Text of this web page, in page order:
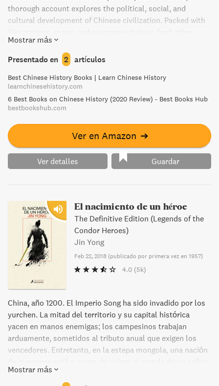
thorough account explores the political, social, and
cultural development of Chinese civilization. Packed with
reading, this introduction offers a balanced and thoughtful
examination of China's fascinating past.
Mostrar más
Presentado en 2 artículos
Best Chinese History Books | Learn Chinese History
learnchinesehistory.com
6 Best Books on Chinese History (2020 Review) - Best Books Hub
bestbookshub.com
Ver en Amazon ➔
Ver detalles Guardar
El nacimiento de un héroe
The Definitive Edition (Legends of the
Condor Heroes)
Jin Yong
Feb 22, 2018 (publicado por primera vez en 1957)
4.0 (5k)
China, año 1200. El Imperio Song ha sido invadido por los
yurchen. La mitad del territorio y su capital histórica
yacen en manos enemigas; los campesinos trabajan
arduamente, sometidos al tributo anual que exigen los
vencedores. Entretanto, en la estepa mongola, una nación
de la guerra cuyo nombre perdurará eternamente: Gengis
Mostrar más